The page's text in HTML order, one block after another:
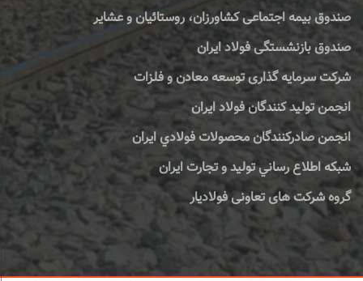
صندوق بیمه اجتماعی کشاورزان، روستائیان و عشایر
صندوق بازنشستگی فولاد ایران
شرکت سرمایه گذاری توسعه معادن و فلزات
انجمن تولید کنندگان فولاد ایران
انجمن صادركنندگان محصولات فولادي ايران
شبكه اطلاع رساني توليد و تجارت ايران
گروه شرکت های تعاونی فولادیار